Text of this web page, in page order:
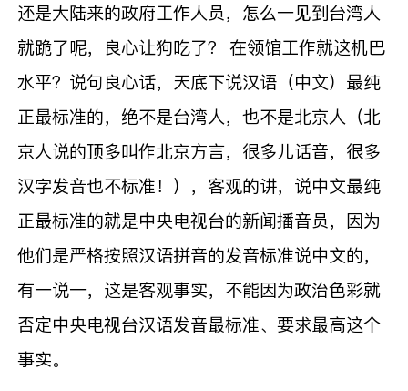
还是大陆来的政府工作人员，怎么一见到台湾人
就跪了呢，良心让狗吃了？ 在领馆工作就这机巴
水平？说句良心话，天底下说汉语（中文）最纯
正最标准的，绝不是台湾人，也不是北京人（北
京人说的顶多叫作北京方言，很多儿话音，很多
汉字发音也不标准！），客观的讲，说中文最纯
正最标准的就是中央电视台的新闻播音员，因为
他们是严格按照汉语拼音的发音标准说中文的，
有一说一，这是客观事实，不能因为政治色彩就
否定中央电视台汉语发音最标准、要求最高这个
事实。